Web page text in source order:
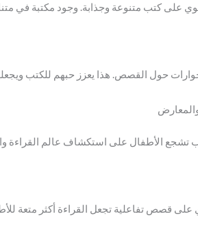
على كتب متنوعة وجذابة. وجود مكتبة في
حول القصص. هذا يعزز حبهم للكتب
تشجع الأطفال على استكشاف عالم القراءة
على قصص تفاعلية تجعل القراءة أكثر متعة